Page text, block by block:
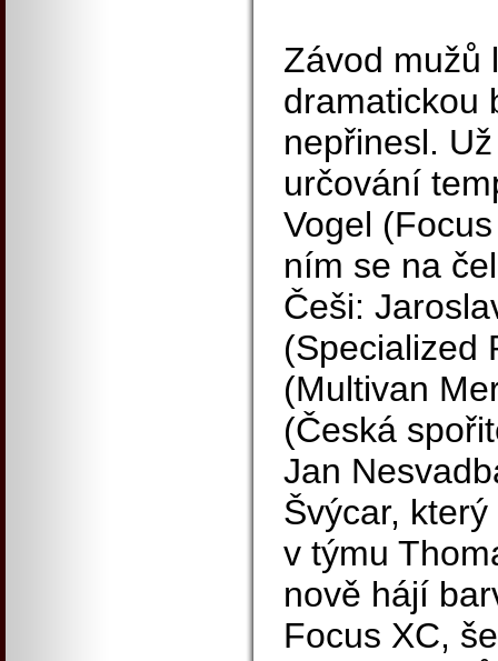
Závod mužů
dramatickou
nepřinesl.
určování
Vogel
ním se na
Češi:
(Specialized
(Multivan
(Česká
Jan
Švýcar,
v týmu
nově hájí
Focus XC,